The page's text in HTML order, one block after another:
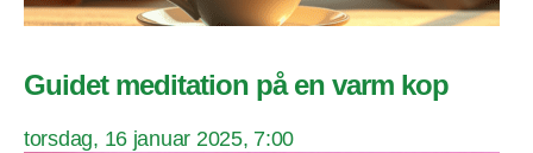
Guidet meditation på en varm kop
torsdag, 16 januar 2025, 7:00